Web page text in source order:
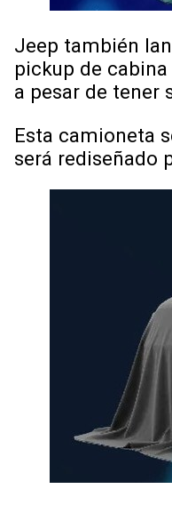
Jeep también
pickup de
a pesar de tener
Esta camioneta
será rediseñado